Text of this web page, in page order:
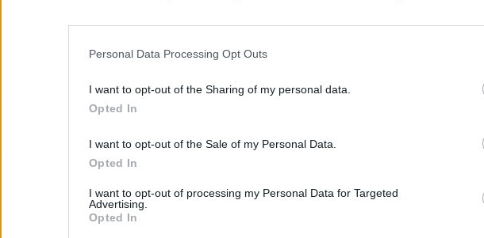
Personal Data Processing Opt Outs
I want to opt-out of the Sharing of my personal data.
Opted In
I want to opt-out of the Sale of my Personal Data.
Opted In
I want to opt-out of processing my Personal Data for Targeted
Advertising.
Opted In
1 Съдбовно питие​
240 000 ТО
2
1 Загадъчен Бахама-обор „Хавай“​
3 Сандъка с инструменти XL​